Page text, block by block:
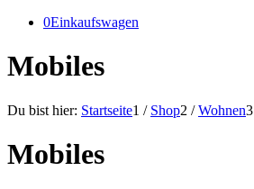
0Einkaufswagen
Mobiles
Du bist hier: Startseite1 / Shop2 / Wohnen3
Mobiles